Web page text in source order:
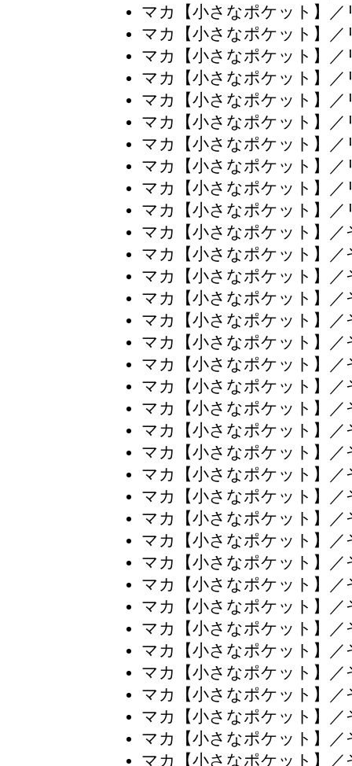
マカ【小さなポケット】／
マカ【小さなポケット】／
マカ【小さなポケット】／
マカ【小さなポケット】／
マカ【小さなポケット】／
マカ【小さなポケット】／
マカ【小さなポケット】／
マカ【小さなポケット】／
マカ【小さなポケット】／
マカ【小さなポケット】／
マカ【小さなポケット】／
マカ【小さなポケット】／
マカ【小さなポケット】／
マカ【小さなポケット】／
マカ【小さなポケット】／
マカ【小さなポケット】／
マカ【小さなポケット】／
マカ【小さなポケット】／
マカ【小さなポケット】／
マカ【小さなポケット】／
マカ【小さなポケット】／
マカ【小さなポケット】／
マカ【小さなポケット】／
マカ【小さなポケット】／
マカ【小さなポケット】／
マカ【小さなポケット】／
マカ【小さなポケット】／
マカ【小さなポケット】／
マカ【小さなポケット】／
マカ【小さなポケット】／
マカ【小さなポケット】／
マカ【小さなポケット】／
マカ【小さなポケット】／
マカ【小さなポケット】／
マカ【小さなポケット】／